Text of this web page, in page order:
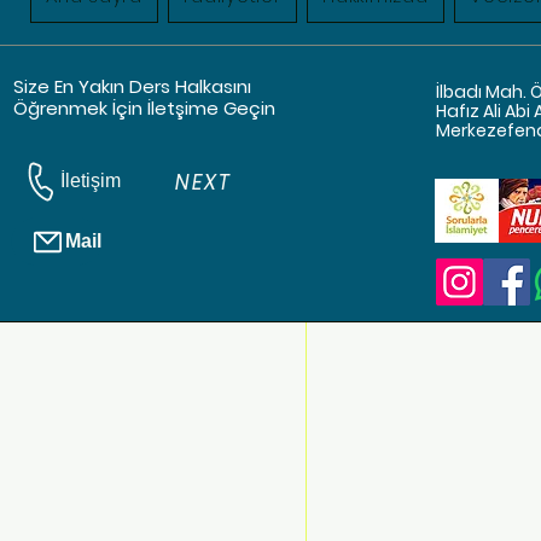
Size En Yakın Ders Halkasını
Öğrenmek İçin İletşime Geçin
İletişim NEXT
Mail
İlbadı Mah.
Hafız Ali Abi